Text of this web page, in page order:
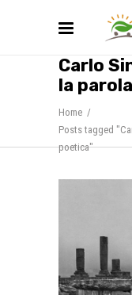
Carlo
la
Home /
Posts tagged
poetica"